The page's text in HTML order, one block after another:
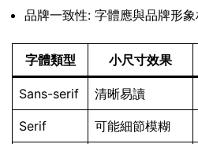
品牌一致性: 字體應與品牌形象
字體類型 小尺寸效果
Sans-serif 清晰易讀
Serif 可能細節模糊